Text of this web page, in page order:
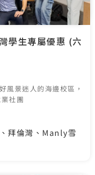
學生專屬優惠 (六
風景迷人的海邊校區，
社團
拜倫灣、Manly雪